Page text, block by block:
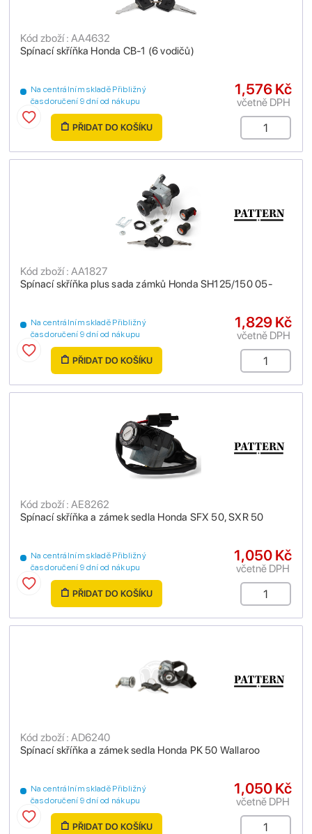
Spínací skříňka Honda CB-1 (6 vodičů)
Kód zboží : AA4632
Na centrálním skladě Přibližný
čas doručení 9 dní od nákupu
1,576 Kč
včetně DPH
PŘIDAT DO KOŠÍKU
Spínací skříňka plus sada zámků Honda SH125/150 05-
Kód zboží : AA1827
Na centrálním skladě Přibližný
čas doručení 9 dní od nákupu
1,829 Kč
včetně DPH
PŘIDAT DO KOŠÍKU
Spínací skříňka a zámek sedla Honda SFX 50, SXR 50
Kód zboží : AE8262
Na centrálním skladě Přibližný
čas doručení 9 dní od nákupu
1,050 Kč
včetně DPH
PŘIDAT DO KOŠÍKU
Spínací skříňka a zámek sedla Honda PK 50 Wallaroo
Kód zboží : AD6240
Na centrálním skladě Přibližný
čas doručení 9 dní od nákupu
1,050 Kč
včetně DPH
PŘIDAT DO KOŠÍKU